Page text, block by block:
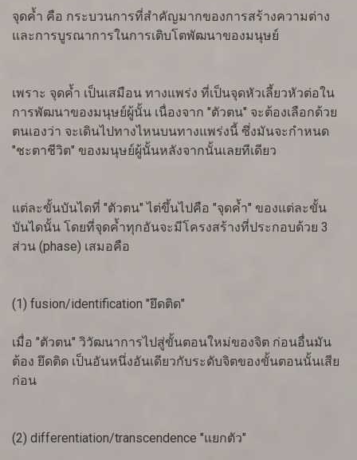
จุดค้ำ คือ กระบวนการที่สำคัญมากของการสร้างความต่าง
และการบูรณาการในการเติบโตพัฒนาของมนุษย์
เพราะ จุดค้ำ เป็นเสมือน ทางแพร่ง ที่เป็นจุดหัวเลี้ยวหัวต่อใน
การพัฒนาของมนุษย์ผู้นั้น เนื่องจาก "ตัวตน" จะต้องเลือกด้วย
ตนเองว่า จะเดินไปทางไหนบนทางแพร่งนี้ ซึ่งมันจะกำหนด
"ชะตาชีวิต" ของมนุษย์ผู้นั้นหลังจากนั้นเลยทีเดียว
แต่ละขั้นบันไดที่ "ตัวตน" ไต่ขึ้นไปคือ "จุดค้ำ" ของแต่ละขั้น
บันไดนั้น โดยที่จุดค้ำทุกอันจะมีโครงสร้างที่ประกอบด้วย 3
ส่วน (phase) เสมอคือ
(1) fusion/identification "ยึดติด"
เมื่อ "ตัวตน" วิวัฒนาการไปสู่ขั้นตอนใหม่ของจิต ก่อนอื่นมัน
ต้อง ยึดติด เป็นอันหนึ่งอันเดียวกับระดับจิตของขั้นตอนนั้นเสีย
ก่อน
(2) differentiation/transcendence "แยกตัว"